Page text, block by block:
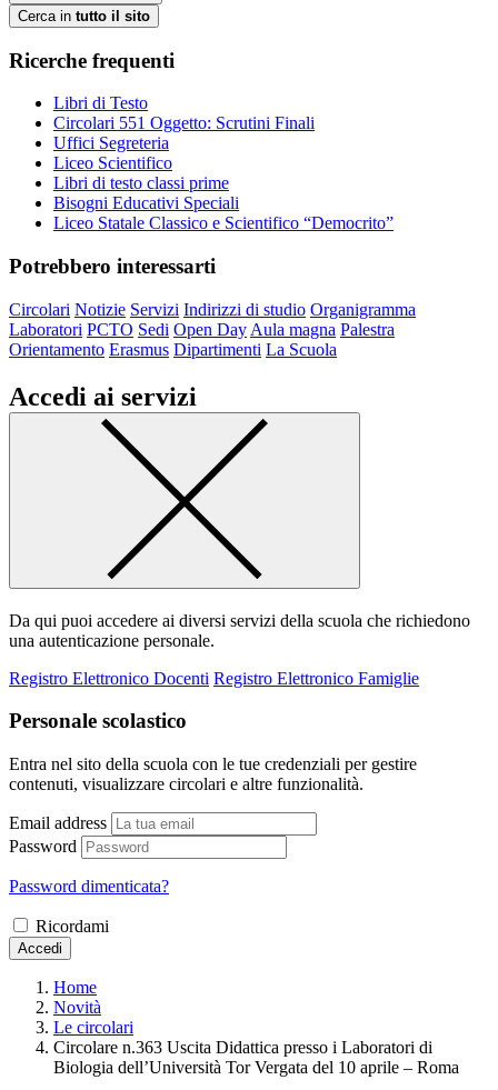
Cerca in tutto il sito
Ricerche frequenti
Libri di Testo
Circolari 551 Oggetto: Scrutini Finali
Uffici Segreteria
Liceo Scientifico
Libri di testo classi prime
Bisogni Educativi Speciali
Liceo Statale Classico e Scientifico “Democrito”
Potrebbero interessarti
Circolari Notizie Servizi Indirizzi di studio Organigramma
Laboratori PCTO Sedi Open Day Aula magna Palestra
Orientamento Erasmus Dipartimenti La Scuola
Accedi ai servizi
Da qui puoi accedere ai diversi servizi della scuola che richiedono
una autenticazione personale.
Registro Elettronico Docenti Registro Elettronico Famiglie
Personale scolastico
Entra nel sito della scuola con le tue credenziali per gestire
contenuti, visualizzare circolari e altre funzionalità.
Email address
Password
Password dimenticata?
Ricordami
Accedi
Home
Novità
Le circolari
Circolare n.363 Uscita Didattica presso i Laboratori di
Biologia dell’Università Tor Vergata del 10 aprile – Roma